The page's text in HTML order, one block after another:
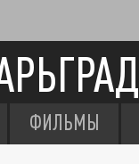
ФИЛЬМЫ